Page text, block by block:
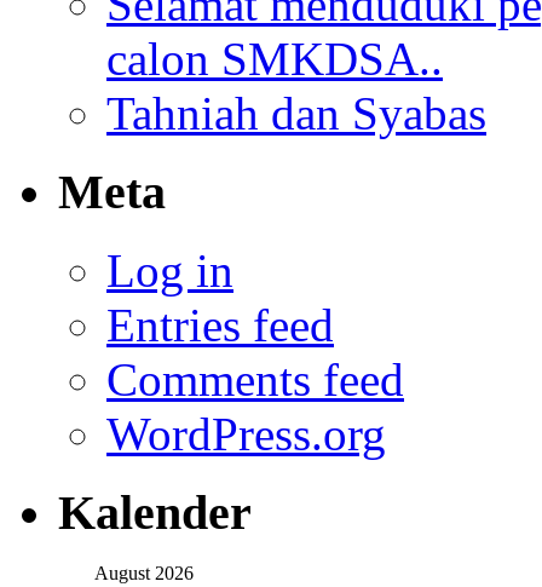
calon SMKDSA..
Tahniah dan Syabas
Meta
Log in
Entries feed
Comments feed
WordPress.org
Kalender
August 2026